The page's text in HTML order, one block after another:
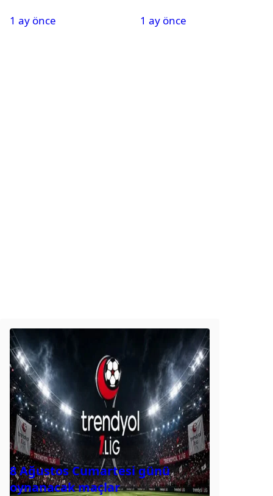
gelecek? Resmi
1 ay önce
turundaki rakip belli
1 ay önce
8 Ağustos Cumartesi günü
oynanacak maçlar